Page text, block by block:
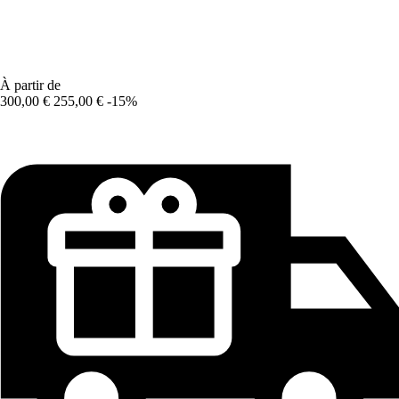
À partir de
300,00 € 255,00 € -15%